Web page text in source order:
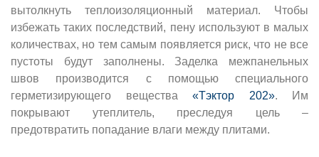
вытолкнуть теплоизоляционный материал. Чтобы
избежать таких последствий, пену используют в малых
количествах, но тем самым появляется риск, что не все
пустоты будут заполнены. Заделка межпанельных
швов производится с помощью специального
герметизирующего вещества «Тэктор 202». Им
покрывают утеплитель, преследуя цель –
предотвратить попадание влаги между плитами.